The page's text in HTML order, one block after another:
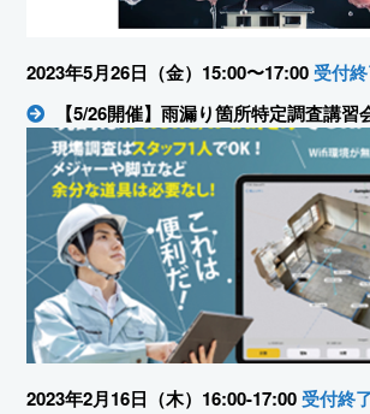
2023年5月26日（金）15:00〜17:00 受付
【5/26開催】雨漏り箇所特定調査講習
2023年2月16日（木）16:00-17:00 受付終